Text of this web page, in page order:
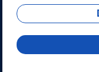
REDES SOCIAIS